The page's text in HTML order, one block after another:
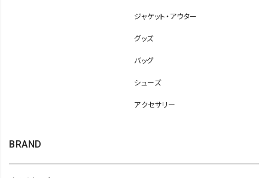
ジャケット・アウター
グッズ
バッグ
シューズ
アクセサリー
BRAND